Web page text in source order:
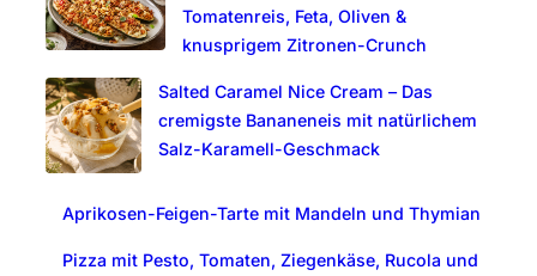
Tomatenreis, Feta, Oliven &
knusprigem Zitronen-Crunch
Salted Caramel Nice Cream – Das
cremigste Bananeneis mit natürlichem
Salz-Karamell-Geschmack
Aprikosen-Feigen-Tarte mit Mandeln und Thymian
Pizza mit Pesto, Tomaten, Ziegenkäse, Rucola und